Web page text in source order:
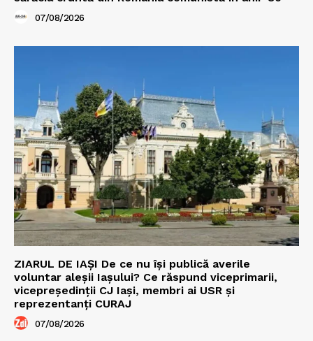
07/08/2026
ZIARUL DE IAȘI De ce nu își publică averile
voluntar aleșii Iașului? Ce răspund viceprimarii,
vicepreședinții CJ Iași, membri ai USR și
reprezentanți CURAJ
07/08/2026